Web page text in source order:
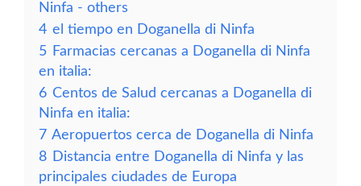
Ninfa - others
4 el tiempo en Doganella di Ninfa
5 Farmacias cercanas a Doganella di Ninfa
en italia:
6 Centos de Salud cercanas a Doganella di
Ninfa en italia:
7 Aeropuertos cerca de Doganella di Ninfa
8 Distancia entre Doganella di Ninfa y las
principales ciudades de Europa